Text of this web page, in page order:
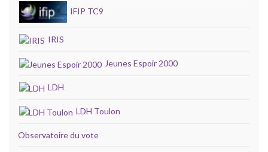
IFIP TC9
IRIS
Jeunes Espoir 2000
LDH
LDH Toulon
Observatoire du vote